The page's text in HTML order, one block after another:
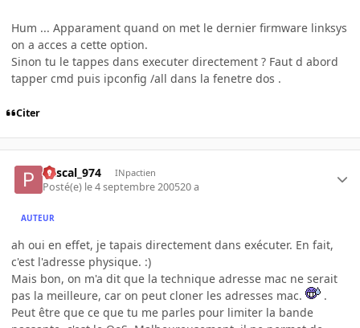
Hum ... Apparament quand on met le dernier firmware linksys
on a acces a cette option.
Sinon tu le tappes dans executer directement ? Faut d abord
tapper cmd puis ipconfig /all dans la fenetre dos .
Citer
Pascal_974 INpactien
Posté(e) le 4 septembre 200520 a
AUTEUR
ah oui en effet, je tapais directement dans exécuter. En fait,
c'est l'adresse physique. :)
Mais bon, on m'a dit que la technique adresse mac ne serait
pas la meilleure, car on peut cloner les adresses mac.
.
Peut être que ce que tu me parles pour limiter la bande